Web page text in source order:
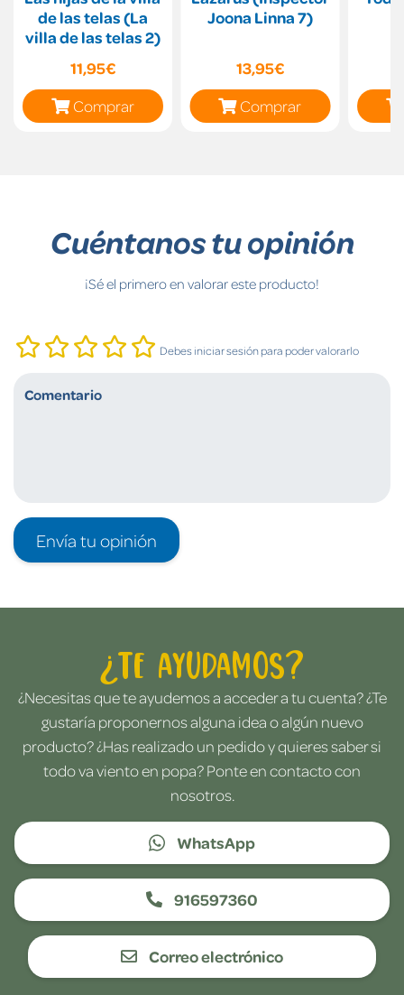
de las telas (La
villa de las telas 2)
11,95€
Comprar
Joona Linna 7)
13,95€
Comprar
Cuéntanos tu opinión
¡Sé el primero en valorar este producto!
Debes iniciar sesión para poder valorarlo
Envía tu opinión
¿Te ayudamos?
¿Necesitas que te ayudemos a acceder a tu cuenta? ¿Te
gustaría proponernos alguna idea o algún nuevo
producto? ¿Has realizado un pedido y quieres saber si
todo va viento en popa? Ponte en contacto con
nosotros.
WhatsApp
916597360
Correo electrónico